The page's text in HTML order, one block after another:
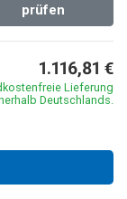
prüfen
1.116,81 €
Lieferung
Deutschlands.